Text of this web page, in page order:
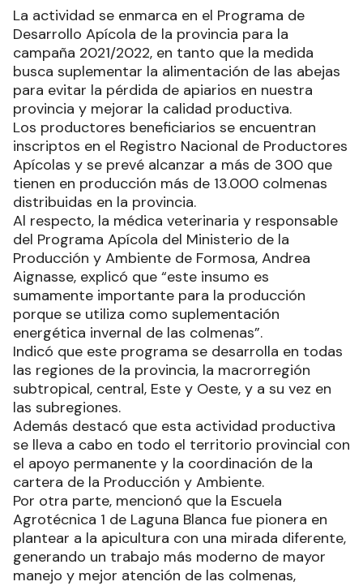
La actividad se enmarca en el Programa de
Desarrollo Apícola de la provincia para la
campaña 2021/2022, en tanto que la medida
busca suplementar la alimentación de las abejas
para evitar la pérdida de apiarios en nuestra
provincia y mejorar la calidad productiva.
Los productores beneficiarios se encuentran
inscriptos en el Registro Nacional de Productores
Apícolas y se prevé alcanzar a más de 300 que
tienen en producción más de 13.000 colmenas
distribuidas en la provincia.
Al respecto, la médica veterinaria y responsable
del Programa Apícola del Ministerio de la
Producción y Ambiente de Formosa, Andrea
Aignasse, explicó que “este insumo es
sumamente importante para la producción
porque se utiliza como suplementación
energética invernal de las colmenas”.
Indicó que este programa se desarrolla en todas
las regiones de la provincia, la macrorregión
subtropical, central, Este y Oeste, y a su vez en
las subregiones.
Además destacó que esta actividad productiva
se lleva a cabo en todo el territorio provincial con
el apoyo permanente y la coordinación de la
cartera de la Producción y Ambiente.
Por otra parte, mencionó que la Escuela
Agrotécnica 1 de Laguna Blanca fue pionera en
plantear a la apicultura con una mirada diferente,
generando un trabajo más moderno de mayor
manejo y mejor atención de las colmenas,